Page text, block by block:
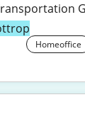
Homeoffice